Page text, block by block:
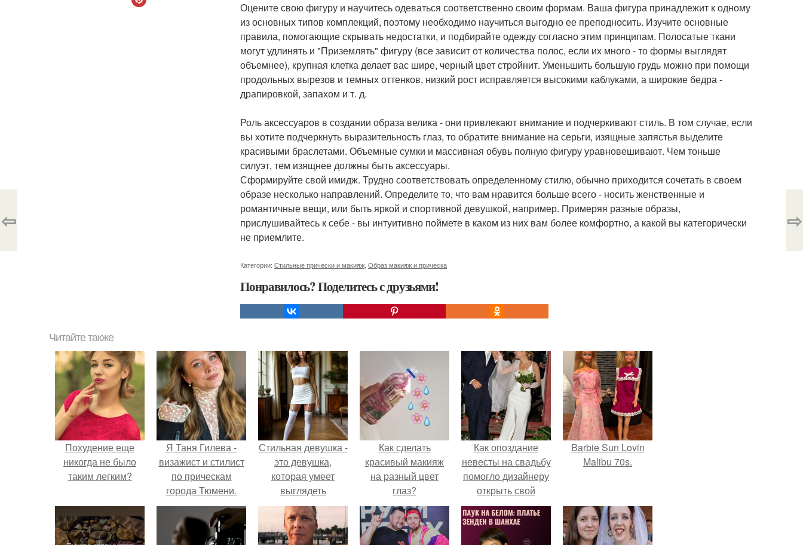
Оцените свою фигуру и научитесь одеваться соответственно своим формам. Ваша фигура принадлежит к одному
из основных типов комплекций, поэтому необходимо научиться выгодно ее преподносить. Изучите основные
правила, помогающие скрывать недостатки, и подбирайте одежду согласно этим принципам. Полосатые ткани
могут удлинять и "Приземлять" фигуру (все зависит от количества полос, если их много - то формы выглядят
объемнее), крупная клетка делает вас шире, черный цвет стройнит. Уменьшить большую грудь можно при помощи
продольных вырезов и темных оттенков, низкий рост исправляется высокими каблуками, а широкие бедра -
драпировкой, запахом и т. д.
Роль аксессуаров в создании образа велика - они привлекают внимание и подчеркивают стиль. В том случае, если
вы хотите подчеркнуть выразительность глаз, то обратите внимание на серьги, изящные запястья выделите
красивыми браслетами. Объемные сумки и массивная обувь полную фигуру уравновешивают. Чем тоньше
силуэт, тем изящнее должны быть аксессуары.
Сформируйте свой имидж. Трудно соответствовать определенному стилю, обычно приходится сочетать в своем
образе несколько направлений. Определите то, что вам нравится больше всего - носить женственные и
романтичные вещи, или быть яркой и спортивной девушкой, например. Примеряя разные образы,
прислушивайтесь к себе - вы интуитивно поймете в каком из них вам более комфортно, а какой вы категорически
не приемлите.
Категории: Стильные прически и макияж Образ макияж и прическа
Понравилось? Поделитесь с друзьями!
⇦ ⇨
Читайте также
Похудение еще
никогда не было
таким легким?
Я Таня Гилева -
визажист и стилист
по прическам
города Тюмени.
Стильная девушка -
это девушка,
которая умеет
выглядеть
привлекательно и
элегантно в любои
ситуации.
Как сделать
красивый макияж
на разный цвет
глаз?
Как опоздание
невесты на свадьбу
помогло дизайнеру
открыть свой
бренд.
Barbie Sun Lovin
Malibu 70s.